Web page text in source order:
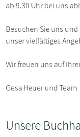
ab 9.30 Uhr bei uns
Besuchen Sie uns
unser vielfältiges
Wir freuen uns auf
Gesa Heuer und Team
Unsere